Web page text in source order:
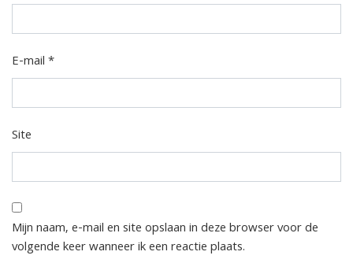
E-mail*
Site
Mijn naam, e-mail en site opslaan in deze browser voor de
volgende keer wanneer ik een reactie plaats.